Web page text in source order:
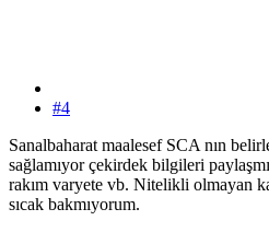
#4
Sanalbaharat maalesef SCA nın
sağlamıyor çekirdek bilgileri
rakım varyete vb. Nitelikli olmayan
sıcak bakmıyorum.